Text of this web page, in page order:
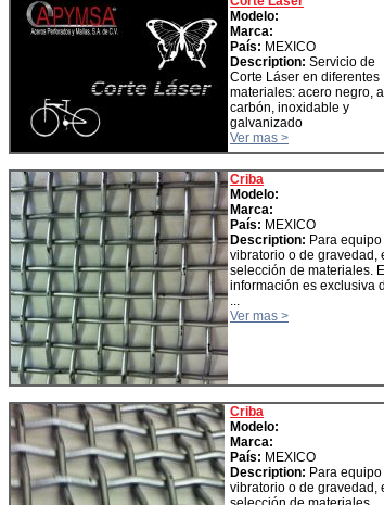
Modelo:
Marca:
País: MEXICO
Description: Servicio de
Corte Láser en diferentes
materiales: acero negro, al
carbón, inoxidable y
galvanizado
Ver mas >
Criba
Modelo:
Marca:
País: MEXICO
Description: Para equipo
vibratorio o de gravedad,
selección de materiales.
información es exclusiva
...
Ver mas >
Criba
Modelo:
Marca:
País: MEXICO
Description: Para equipo
vibratorio o de gravedad,